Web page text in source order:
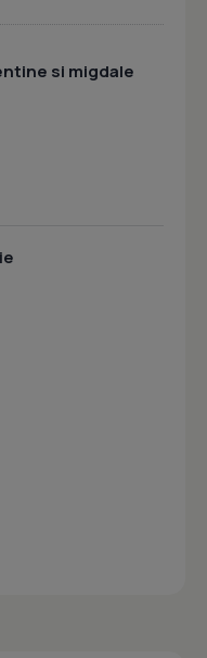
si migdale